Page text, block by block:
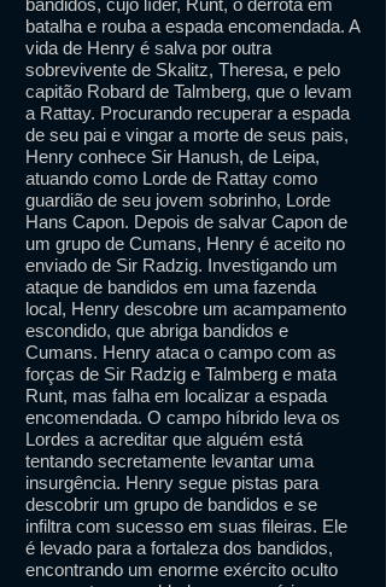
bandidos, cujo líder, Runt, o derrota em
batalha e rouba a espada encomendada. A
vida de Henry é salva por outra
sobrevivente de Skalitz, Theresa, e pelo
capitão Robard de Talmberg, que o levam
a Rattay. Procurando recuperar a espada
de seu pai e vingar a morte de seus pais,
Henry conhece Sir Hanush, de Leipa,
atuando como Lorde de Rattay como
guardião de seu jovem sobrinho, Lorde
Hans Capon. Depois de salvar Capon de
um grupo de Cumans, Henry é aceito no
enviado de Sir Radzig. Investigando um
ataque de bandidos em uma fazenda
local, Henry descobre um acampamento
escondido, que abriga bandidos e
Cumans. Henry ataca o campo com as
forças de Sir Radzig e Talmberg e mata
Runt, mas falha em localizar a espada
encomendada. O campo híbrido leva os
Lordes a acreditar que alguém está
tentando secretamente levantar uma
insurgência. Henry segue pistas para
descobrir um grupo de bandidos e se
infiltra com sucesso em suas fileiras. Ele
é levado para a fortaleza dos bandidos,
encontrando um enorme exército oculto